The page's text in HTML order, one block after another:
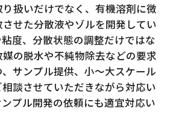
扱いだけでなく、有機溶剤に微
せた分散液やゾルを開発してい
度、分散状態の調整だけではな
媒の脱水や不純物除去などの要求
サンプル提供、小～大スケール
談させていただきながら対応い
プル開発の依頼にも適宜対応い